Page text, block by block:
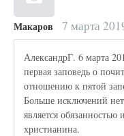
Макаров 7 марта
АлександрГ. 6 марта
первая заповедь о
отношению к пятой
Больше исключений
является
христианина.